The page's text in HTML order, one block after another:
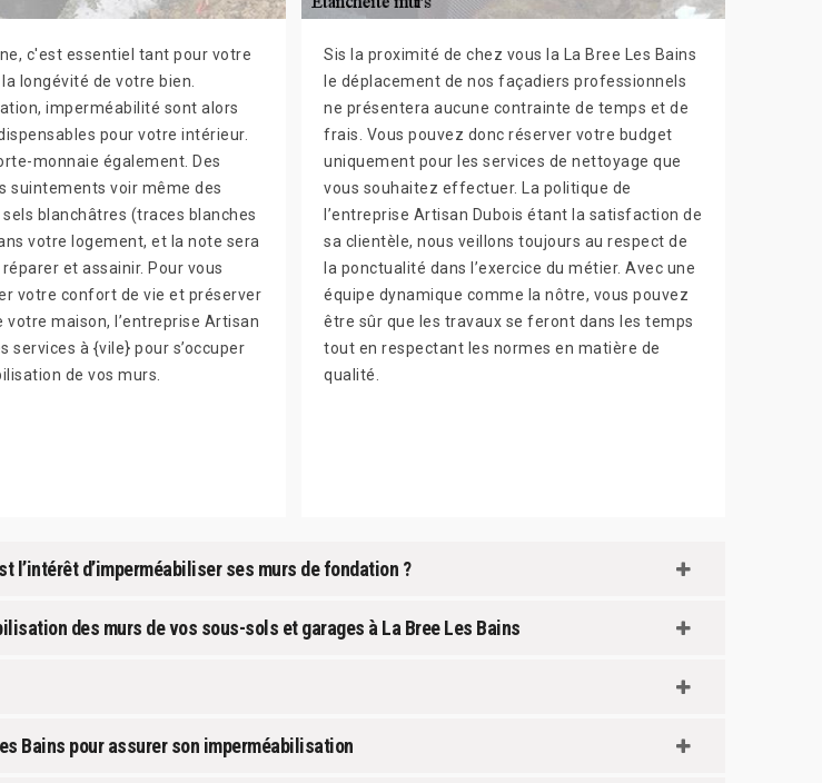
c'est essentiel tant pour votre
longévité de votre bien.
imperméabilité sont alors
pour votre intérieur.
monnaie également. Des
suintements voir même des
blanchâtres (traces blanches
votre logement, et la note sera
et assainir. Pour vous
votre confort de vie et préserver
votre maison, l’entreprise Artisan
services à {vile} pour s’occuper
de vos murs.
Sis la proximité de chez vous la La Bree Les Bains
le déplacement de nos façadiers professionnels
ne présentera aucune contrainte de temps et de
frais. Vous pouvez donc réserver votre budget
uniquement pour les services de nettoyage que
vous souhaitez effectuer. La politique de
l’entreprise Artisan Dubois étant la satisfaction de
sa clientèle, nous veillons toujours au respect de
la ponctualité dans l’exercice du métier. Avec une
équipe dynamique comme la nôtre, vous pouvez
être sûr que les travaux se feront dans les temps
tout en respectant les normes en matière de
qualité.
l’intérêt d’imperméabiliser ses murs de fondation ?
des murs de vos sous-sols et garages à La Bree Les Bains
Bains pour assurer son imperméabilisation